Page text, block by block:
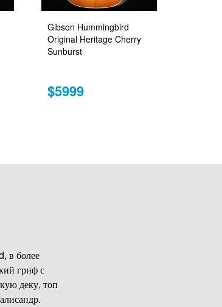
Gibson Hummingbird
Original Heritage Cherry
Sunburst
$5999
в более
гриф с
деку, топ